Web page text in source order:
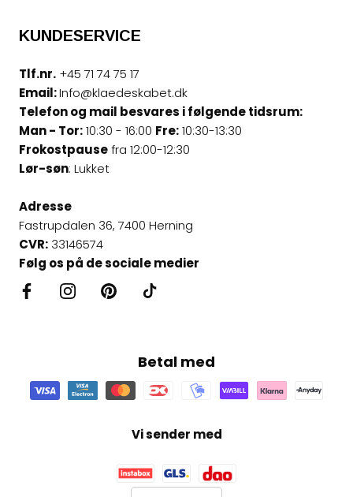
KUNDESERVICE
Tlf.nr. +45 71 74 75 17
Email:Info@klaedeskabet.dk
Telefon og mail besvares i følgende tidsrum:
Man - Tor:10:30 - 16:00 Fre:10:30-13:30
Frokostpausefra 12:00-12:30
Lør-søn: Lukket
Adresse
Fastrupdalen 36, 7400 Herning
CVR: 33146574
Følg os på de sociale medier
Betal med
Vi sender med